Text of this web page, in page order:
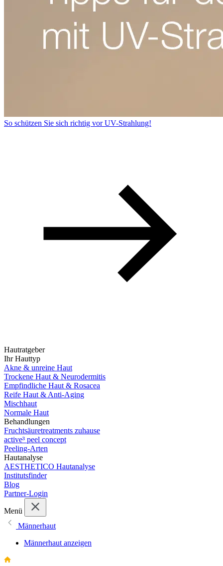
So schützen Sie sich richtig vor UV-Strahlung!
Hautratgeber
Ihr Hauttyp
Akne & unreine Haut
Trockene Haut & Neurodermitis
Empfindliche Haut & Rosacea
Reife Haut & Anti-Aging
Mischhaut
Normale Haut
Behandlungen
Fruchtsäuretreatments zuhause
active³ peel concept
Peeling-Arten
Hautanalyse
AESTHETICO Hautanalyse
Institutsfinder
Blog
Partner-Login
Menü
Männerhaut
Männerhaut anzeigen